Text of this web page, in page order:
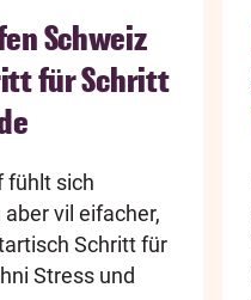
Schweiz
für Schritt
fühlt sich
vil eifacher,
Schritt für
Stress und